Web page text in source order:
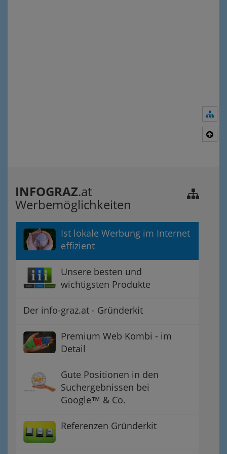
INFOGRAZ.at
Werbemöglichkeiten
Ist lokale Werbung im Internet
effizient
Unsere besten und
wichtigsten Produkte
Der info-graz.at - Gründerkit
Premium Web Kombi - im
Detail
Gute Positionen in den
Suchergebnissen bei
Google™ & Co.
Referenzen Gründerkit